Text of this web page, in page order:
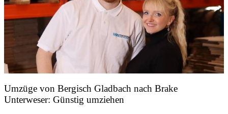
Umzüge von Bergisch Gladbach nach Brake
Unterweser: Günstig umziehen